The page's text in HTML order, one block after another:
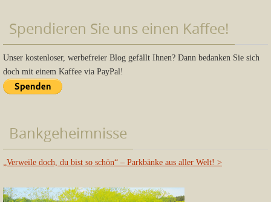
Spendieren Sie uns einen Kaffee!
Unser kostenloser, werbefreier Blog gefällt Ihnen? Dann bedanken Sie sich
doch mit einem Kaffee via PayPal!
Bankgeheimnisse
„Verweile doch, du bist so schön“ – Parkbänke aus aller Welt! >